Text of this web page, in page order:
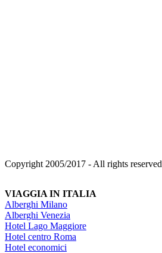
Copyright 2005/2017 - All rights reserved
VIAGGIA IN ITALIA
Alberghi Milano
Alberghi Venezia
Hotel Lago Maggiore
Hotel centro Roma
Hotel economici